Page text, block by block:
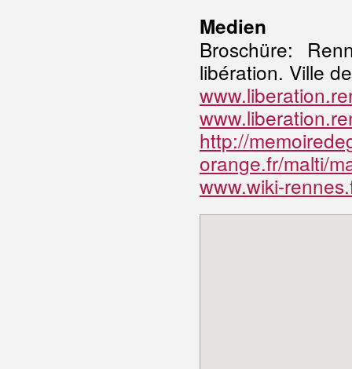
Medien
Broschüre:
libération. Ville
http://
orange.fr/malti/
www.wiki-